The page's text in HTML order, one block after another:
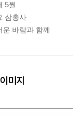
5월
삼총사
운 바람과 함께
미지